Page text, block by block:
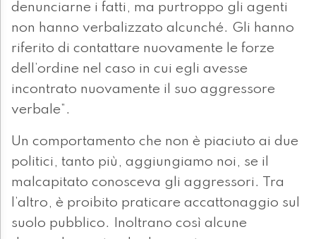
denunciarne i fatti, ma purtroppo gli agenti
non hanno verbalizzato alcunché. Gli hanno
riferito di contattare nuovamente le forze
dell’ordine nel caso in cui egli avesse
incontrato nuovamente il suo aggressore
verbale”.
Un comportamento che non è piaciuto ai due
politici, tanto più, aggiungiamo noi, se il
malcapitato conosceva gli aggressori. Tra
l’altro, è proibito praticare accattonaggio sul
suolo pubblico. Inoltrano così alcune